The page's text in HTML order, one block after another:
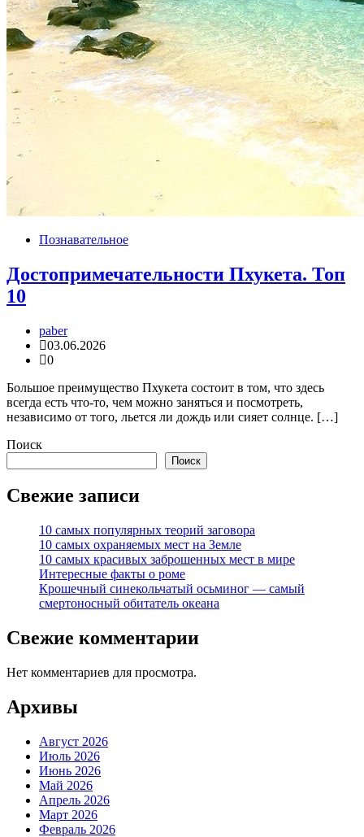
Познавательное
Достопримечательности Пхукета. Топ
10
paber
03.06.2026
0
Большое преимущество Пхукета состоит в том, что здесь
всегда есть что-то, чем можно заняться и посмотреть,
независимо от того, льется ли дождь или сияет солнце. […]
Поиск
Поиск
Свежие записи
10 самых популярных теорий заговора
10 самых охраняемых мест на Земле
10 самых красивых заброшенных мест в мире
Интересные факты о роме
Крошечный синекольчатый осьминог — самый
смертоносный обитатель океана
Свежие комментарии
Нет комментариев для просмотра.
Архивы
Август 2026
Июль 2026
Июнь 2026
Май 2026
Апрель 2026
Март 2026
Февраль 2026